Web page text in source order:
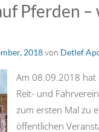
Pferden –
2018von Detlef
Am 08.09.2018 hat
Reit- und
zum ersten Mal zu
öffentlichen